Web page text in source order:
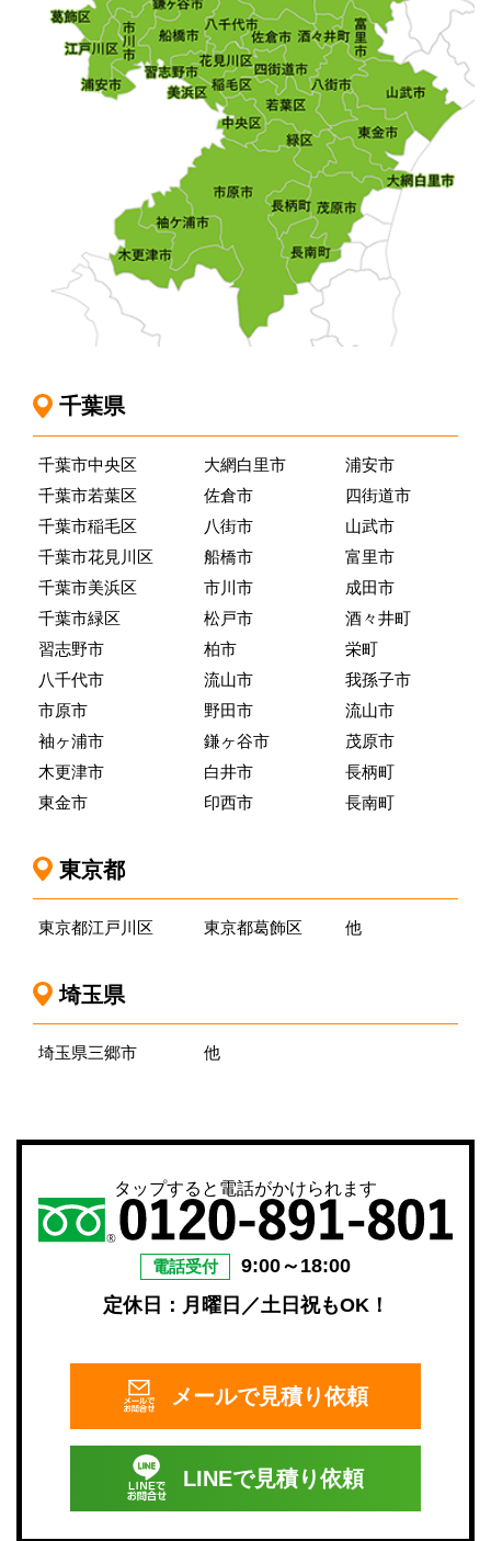
千葉県
千葉市中央区
千葉市若葉区
千葉市稲毛区
千葉市花見川区
千葉市美浜区
千葉市緑区
習志野市
八千代市
市原市
袖ヶ浦市
木更津市
東金市
大網白里市
佐倉市
八街市
船橋市
市川市
松戸市
柏市
流山市
野田市
鎌ヶ谷市
白井市
印西市
浦安市
四街道市
山武市
富里市
成田市
酒々井町
栄町
我孫子市
流山市
茂原市
長柄町
長南町
東京都
東京都江戸川区 東京都葛飾区 他
埼玉県
埼玉県三郷市 他
タップすると電話がかけられます
電話受付
9:00～18:00
定休日：月曜日／土日祝もOK！
メールで見積り依頼
LINEで見積り依頼